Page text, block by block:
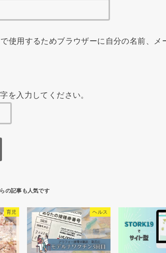
使用するためブラウザーに自分の名前、メ
を入力してください。
育児 ヘルス